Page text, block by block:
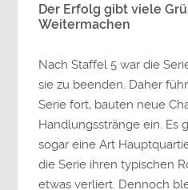
Der Erfolg gibt viele
Weitermachen
Nach Staffel 5 war die
sie zu beenden. Daher
Serie fort, bauten neue
Handlungsstränge ein. Es
sogar eine Art
die Serie ihren typischen
etwas verliert. Dennoch